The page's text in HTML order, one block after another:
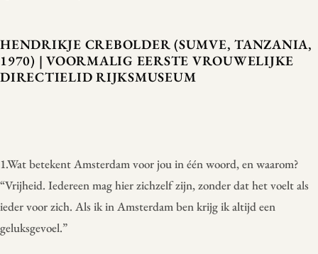
HENDRIKJE CREBOLDER (SUMVE, TANZANIA,
1970) | VOORMALIG EERSTE VROUWELIJKE
DIRECTIELID RIJKSMUSEUM
1.Wat betekent Amsterdam voor jou in één woord, en waarom?
“Vrijheid. Iedereen mag hier zichzelf zijn, zonder dat het voelt als
ieder voor zich. Als ik in Amsterdam ben krijg ik altijd een
geluksgevoel.”